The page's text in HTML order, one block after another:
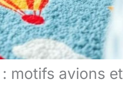
motifs avions et